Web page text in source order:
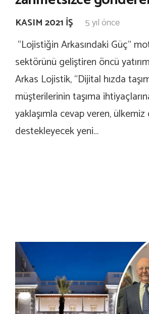
KASIM 2021 İŞ 5 yıl önce
“Lojistiğin Arkasındaki Güç”
sektörünü geliştiren öncü
Arkas Lojistik, “Dijital hızda
müşterilerinin taşıma
yaklaşımla cevap veren,
destekleyecek yeni…